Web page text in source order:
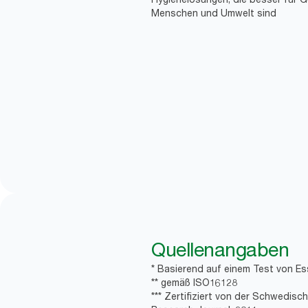
Menschen und Umwelt sind
Quellenangaben
* Basierend auf einem Test von
** gemäß ISO16128
*** Zertifiziert von der